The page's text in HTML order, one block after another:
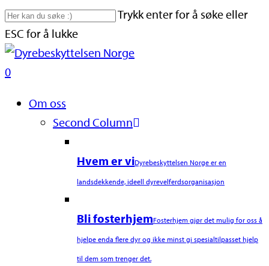
Skip
to
main
content
Trykk enter for å søke eller
ESC for å lukke
Close
Search
search
0
Om oss
Second Column
Hvem er viDyrebeskyttelsen Norge er en
landsdekkende, ideell dyrevelferdsorganisasjon
Bli fosterhjemFosterhjem gjør det mulig for oss å
hjelpe enda flere dyr og ikke minst gi spesialtilpasset hjelp
til dem som trenger det.